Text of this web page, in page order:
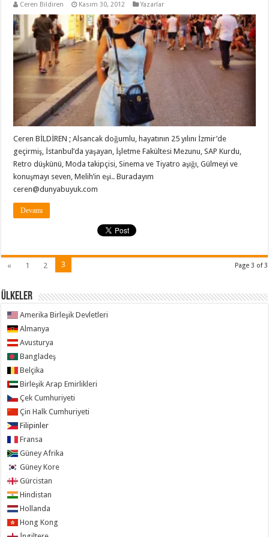
Ceren Bildiren Kasım 30, 2012 Yazarlar
Ceren BİLDİREN ; Alsancak doğumlu, hayatının 25 yılını İzmir’de
geçirmiş, İstanbul’da yaşayan, İşletme Fakültesi Mezunu, SAP Kurdu,
Retro düşkünü, Moda takipçisi, Sinema ve Tiyatro aşığı, Gülmeyi ve
konuşmayı seven, Melih’in eşi.. Buradayım
ceren@dunyabuyuk.com
Devamı
Page 3 of 3
« 1 2 3
ÜLKELER
Amerika Birleşik Devletleri
Almanya
Avusturya
Bangladeş
Belçika
Birleşik Arap Emirlikleri
Çek Cumhuriyeti
Çin Halk Cumhuriyeti
Filipinler
Fransa
Güney Afrika
Güney Kore
Gürcistan
Hindistan
Hollanda
Hong Kong